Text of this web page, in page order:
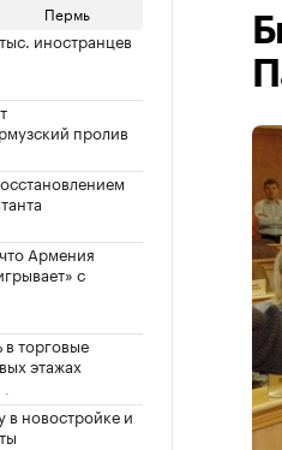
Пермь
иностранцев
пролив
Армения
с
в торговые
этажах
в новостройке и